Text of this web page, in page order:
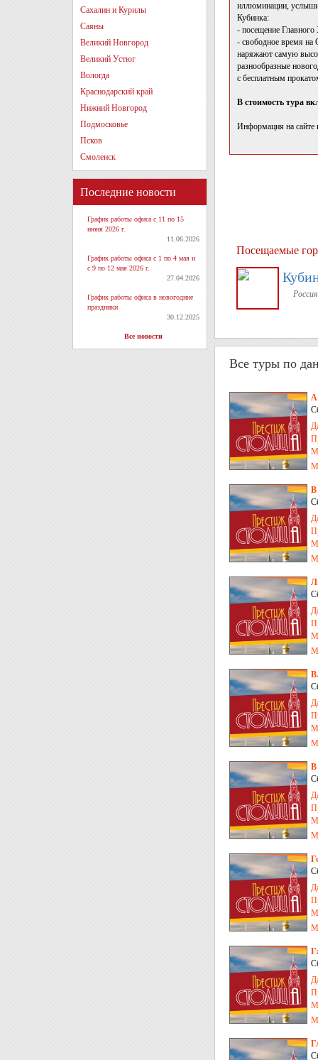
Сахалин и Курилы
Саяны
Великий Новгород
Великий Устюг
Вологда
Краснодарский край
Нижний Новгород
Подмосковье
Псков
Смоленск
Последние новости
График работы офиса с 11 по 15
июня 2026 г.
11.06.2026
График работы офиса с 1 по 4 мая и
с 9 по 12 мая 2026 г.
27.04.2026
График работы офиса в новогодние
праздники
30.12.2025
Все новости
иллюминации,
Кубинка:
- посещение
- свободное время на
наряжают самую
разнообразные
с бесплатным
В стоимость тура
Информация на сайте
Посещаемые
Россия
Все туры по
А
В
В